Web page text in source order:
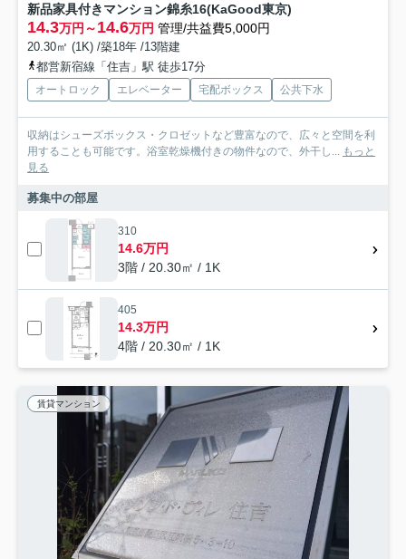
新品家具付きマンション錦糸16(KaGood東京)
14.3万円～14.6万円 管理/共益費5,000円
20.30㎡ (1K) /築18年 /13階建
都営新宿線「住吉」駅 徒歩17分
オートロック エレベーター 宅配ボックス 公共下水
収納はシューズボックス・クロゼットなど豊富なので、広々と空間を利
用することも可能です。浴室乾燥機付きの物件なので、外干し...
もっと
見る
募集中の部屋
310
14.6万円
3階 / 20.30㎡ / 1K
405
14.3万円
4階 / 20.30㎡ / 1K
賃貸マンション